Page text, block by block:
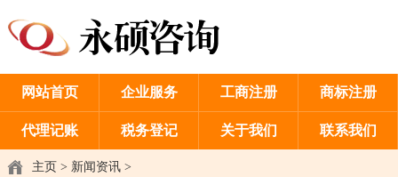
网站首页 企业服务 工商注册 商标注册
代理记账 税务登记 关于我们 联系我们
主页 > 新闻资讯 >